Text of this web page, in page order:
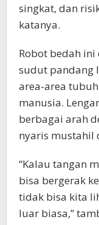
singkat, dan
katanya.
Robot bedah
sudut pandang
area-area
manusia.
berbagai arah
nyaris mustahil
“Kalau tangan
bisa bergerak
tidak bisa kita
luar biasa,”